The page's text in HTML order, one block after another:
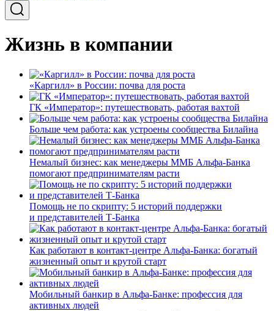
Жизнь в компании
«Каргилл» в России: почва для роста
ГК «Император»: путешествовать, работая вахтой
Больше чем работа: как устроены сообщества Билайна
Немалый бизнес: как менеджеры ММБ Альфа-Банка
помогают предпринимателям расти
Помощь не по скрипту: 5 историй поддержки
и представителей Т-Банка
Как работают в контакт-центре Альфа-Банка: богатый
жизненный опыт и крутой старт
Мобильный банкир в Альфа-Банке: профессия для
активных людей